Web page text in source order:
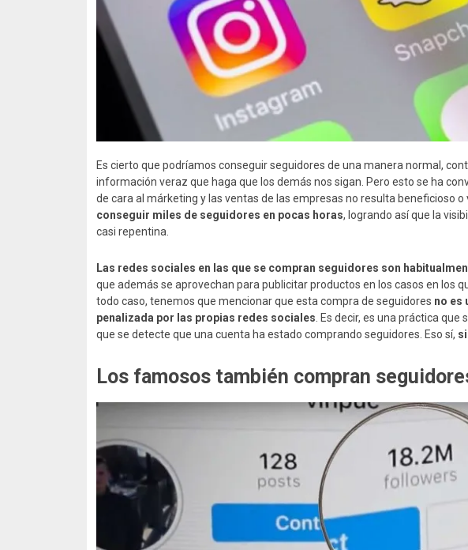
Es cierto que podríamos conseguir seguidores de una manera normal,
información veraz que haga que los demás nos sigan. Pero esto se ha
de cara al márketing y las ventas de las empresas no resulta beneficioso o
conseguir miles de seguidores en pocas horas, logrando así que la
casi repentina.
Las redes sociales en las que se compran seguidores son
que además se aprovechan para publicitar productos en los casos en los
todo caso, tenemos que mencionar que esta compra de seguidores no es
penalizada por las propias redes sociales . Es decir, es una práctica
que se detecte que una cuenta ha estado comprando seguidores. Eso sí,
Los famosos también compran